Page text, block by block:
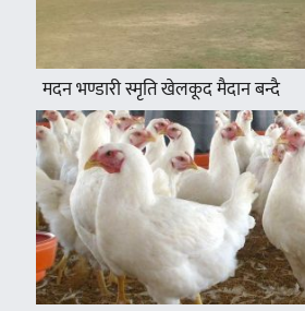
मदन भण्डारी स्मृति खेलकूद मैदान बन्दै